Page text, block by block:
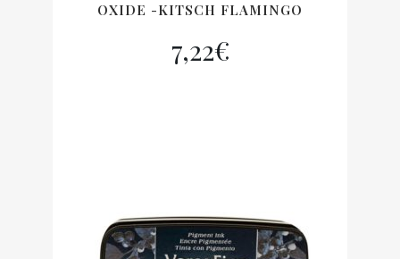
OXIDE -KITSCH FLAMINGO
7,22€